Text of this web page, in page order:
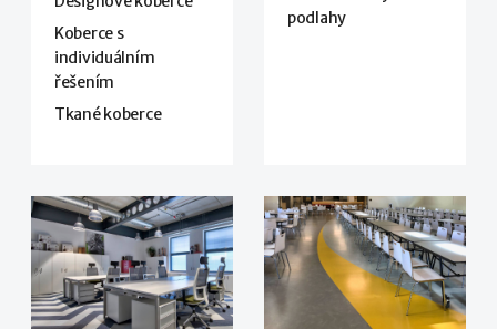
Koberce s
individuálním
řešením
Tkané koberce
podlahy